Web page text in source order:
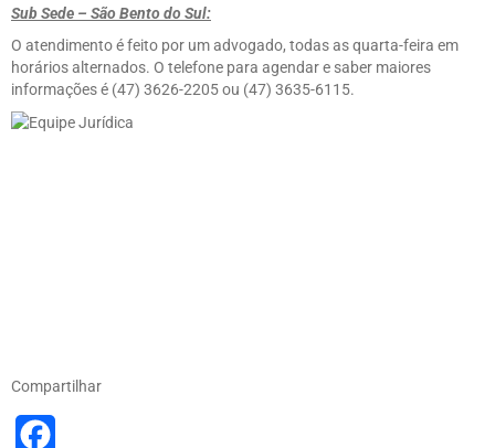
Sub Sede – São Bento do Sul:
O atendimento é feito por um advogado, todas as quarta-feira em
horários alternados. O telefone para agendar e saber maiores
informações é (47) 3626-2205 ou (47) 3635-6115.
Compartilhar